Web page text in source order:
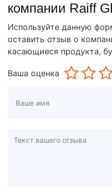
компании Raiff
Используйте данную
оставить отзыв о
касающиеся продукта,
Ваша оценка